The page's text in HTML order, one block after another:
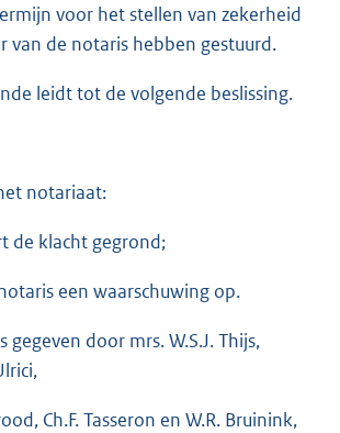
voor het stellen van zekerheid
van de notaris hebben gestuurd.
leidt tot de volgende beslissing.
notariaat:
klacht gegrond;
een waarschuwing op.
gegeven door mrs. W.S.J. Thijs,
Ch.F. Tasseron en W.R. Bruinink,